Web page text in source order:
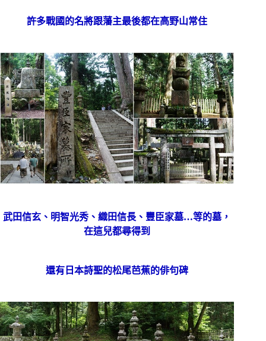
許多戰國的名將跟藩主最後都在高野山常住
武田信玄、明智光秀、織田信長 、豐臣家墓…等的墓，
在這兒都尋得到
還有日本詩聖的松尾芭蕉的俳句碑